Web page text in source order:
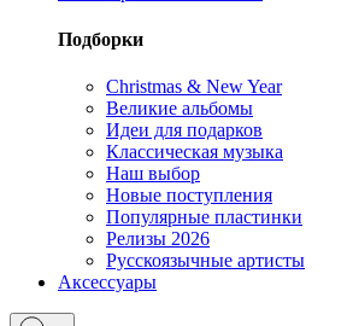
Подборки
Christmas & New Year
Великие альбомы
Идеи для подарков
Классическая музыка
Наш выбор
Новые поступления
Популярные пластинки
Релизы 2026
Русскоязычные артисты
Аксессуары